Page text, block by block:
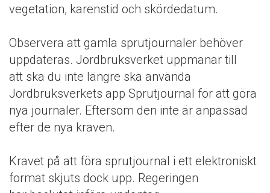
vegetation, karenstid och skördedatum.
Observera att gamla sprutjournaler behöver
uppdateras. Jordbruksverket uppmanar till
att ska du inte längre ska använda
Jordbruksverkets app Sprutjournal för att göra
nya journaler. Eftersom den inte är anpassad
efter de nya kraven.
Kravet på att föra sprutjournal i ett elektroniskt
format skjuts dock upp. Regeringen